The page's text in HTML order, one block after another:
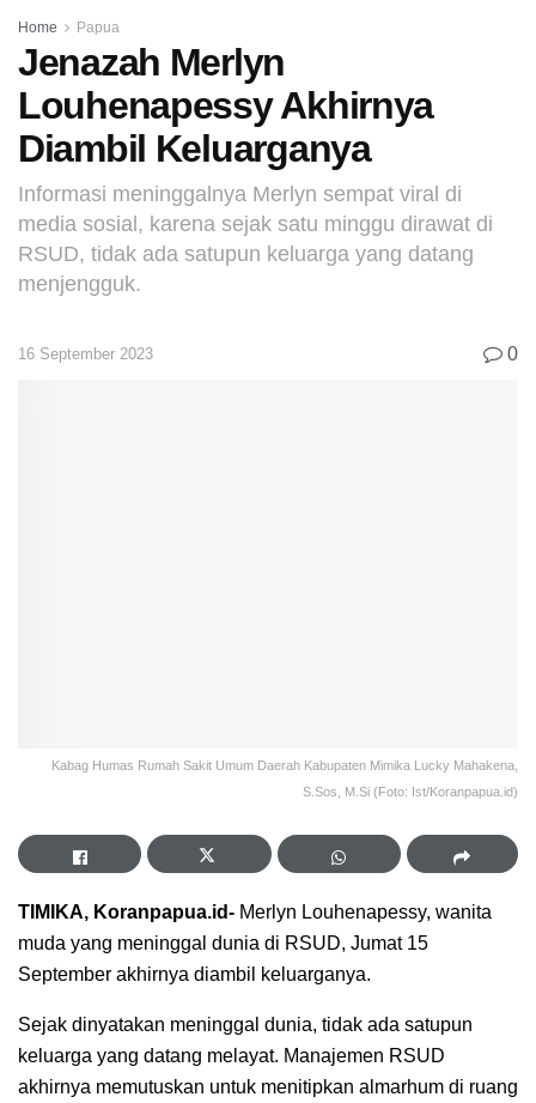
Home Papua
Jenazah Merlyn
Louhenapessy Akhirnya
Diambil Keluarganya
Informasi meninggalnya Merlyn sempat viral di
media sosial, karena sejak satu minggu dirawat di
RSUD, tidak ada satupun keluarga yang datang
menjengguk.
16 September 2023 0
Kabag Humas Rumah Sakit Umum Daerah Kabupaten Mimika Lucky Mahakena,
S.Sos, M.Si (Foto: Ist/Koranpapua.id)
TIMIKA, Koranpapua.id- Merlyn Louhenapessy, wanita
muda yang meninggal dunia di RSUD, Jumat 15
September akhirnya diambil keluarganya.
Sejak dinyatakan meninggal dunia, tidak ada satupun
keluarga yang datang melayat. Manajemen RSUD
akhirnya memutuskan untuk menitipkan almarhum di ruang